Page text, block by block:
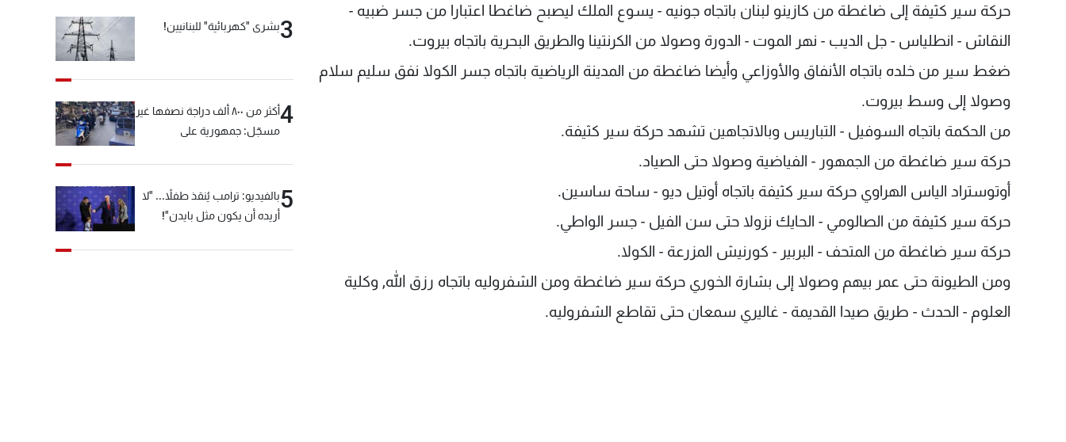
حركة سير كثيفة إلى ضاغطة من كازينو لبنان باتجاه جونيه - يسوع الملك ليصبح ضاغطا اعتبارا من جسر ضبيه -
النقاش - انطلياس - جل الديب - نهر الموت - الدورة وصولا من الكرنتينا والطريق البحرية باتجاه بيروت.
ضغط سير من خلده باتجاه الأنفاق والأوزاعي وأيضا ضاغطة من المدينة الرياضية باتجاه جسر الكولا نفق سليم سلام
وصولا إلى وسط بيروت.
من الحكمة باتجاه السوفيل - التباريس وبالاتجاهين تشهد حركة سير كثيفة.
حركة سير ضاغطة من الجمهور - الفياضية وصولا حتى الصياد.
أوتوستراد الياس الهراوي حركة سير كثيفة باتجاه أوتيل ديو - ساحة ساسين.
حركة سير كثيفة من الصالومي - الحايك نزولا حتى سن الفيل - جسر الواطي.
حركة سير ضاغطة من المتحف - البربير - كورنيش المزرعة - الكولا.
ومن الطيونة حتى عمر بيهم وصولا إلى بشارة الخوري حركة سير ضاغطة ومن الشفروليه باتجاه رزق الله, وكلية
العلوم - الحدث - طريق صيدا القديمة - غاليري سمعان حتى تقاطع الشفروليه.
3بشرى "كهربائية" للبنانيين!
4
أكثر من ٨٠٠ ألف دراجة نصفها غير
مسجّل: جمهورية على
5بالفيديو: ترامب يُنقذ طفلاً... "لا
أريده أن يكون مثل بايدن"!